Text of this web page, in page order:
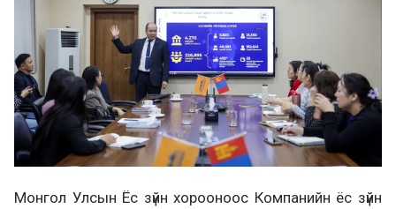
Монгол Улсын Ёс зүйн хорооноос Компанийн ёс зүйн